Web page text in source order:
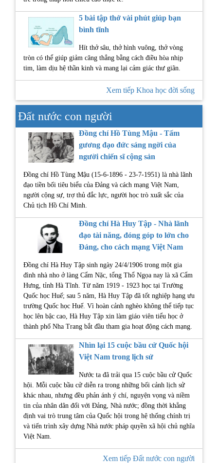
5 bài tập thở vài phút giúp bạn
bình tĩnh
Hít thở sâu, thở hình vuông, thở vòng
tròn có thể giúp giảm căng thẳng bằng cách điều hòa nhịp
tim, làm dịu hệ thần kinh và mang lại cảm giác thư giãn.
Xem tiếp Khoa học đời sống
Đất nước con người
Đồng chí Hồ Tùng Mậu - Tấm
gương đạo đức sáng ngời của
người chiến sĩ cộng sản
Đồng chí Hồ Tùng Mậu (15-6-1896 - 23-7-1951) là nhà lãnh
đạo tiền bối tiêu biểu của Đảng và cách mạng Việt Nam,
người cộng sự, trợ thủ đắc lực, người học trò xuất sắc của
Chủ tịch Hồ Chí Minh.
Đồng chí Hà Huy Tập - Nhà lãnh
đạo tài năng, đóng góp to lớn cho
Đảng, cho cách mạng Việt Nam
Đồng chí Hà Huy Tập sinh ngày 24/4/1906 trong một gia
đình nhà nho ở làng Cẩm Nặc, tổng Thổ Ngọa nay là xã Cẩm
Hưng, tỉnh Hà Tĩnh. Từ năm 1919 - 1923 học tại Trường
Quốc học Huế; sau 5 năm, Hà Huy Tập đã tốt nghiệp hạng ưu
trường Quốc học Huế. Vì hoàn cảnh nghèo không thể tiếp tục
học lên bậc cao, Hà Huy Tập xin làm giáo viên tiểu học ở
thành phố Nha Trang bắt đầu tham gia hoạt động cách mạng.
Nhìn lại 15 cuộc bầu cử Quốc hội
Việt Nam trong lịch sử
Nước ta đã trải qua 15 cuộc bầu cử Quốc
hội. Mỗi cuộc bầu cử diễn ra trong những bối cảnh lịch sử
khác nhau, nhưng đều phản ánh ý chí, nguyện vọng và niềm
tin của nhân dân đối với Đảng, Nhà nước; đồng thời khẳng
định vai trò trung tâm của Quốc hội trong hệ thống chính trị
và tiến trình xây dựng Nhà nước pháp quyền xã hội chủ nghĩa
Việt Nam.
Xem tiếp Đất nước con người